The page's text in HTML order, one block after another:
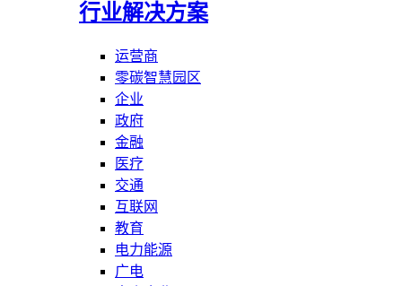
行业解决方案
运营商
零碳智慧园区
企业
政府
金融
医疗
交通
互联网
教育
电力能源
广电